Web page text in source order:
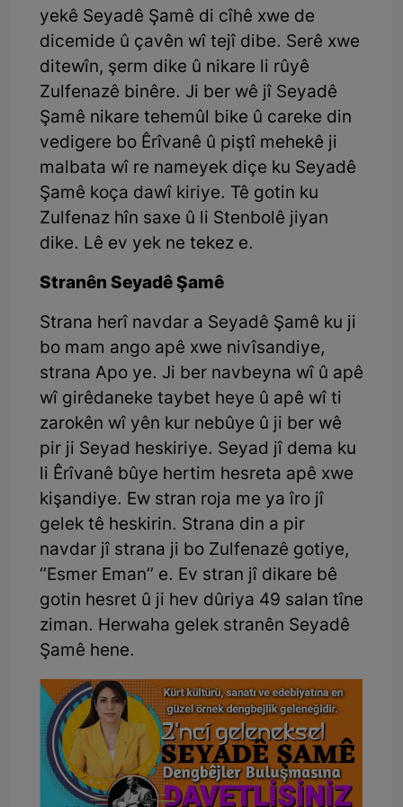
yekê Seyadê Şamê di cîhê xwe de
dicemide û çavên wî tejî dibe. Serê xwe
ditewîn, şerm dike û nikare li rûyê
Zulfenazê binêre. Ji ber wê jî Seyadê
Şamê nikare tehemûl bike û careke din
vedigere bo Êrîvanê û piştî mehekê ji
malbata wî re nameyek diçe ku Seyadê
Şamê koça dawî kiriye. Tê gotin ku
Zulfenaz hîn saxe û li Stenbolê jiyan
dike. Lê ev yek ne tekez e.
Stranên Seyadê Şamê
Strana herî navdar a Seyadê Şamê ku ji
bo mam ango apê xwe nivîsandiye,
strana Apo ye. Ji ber navbeyna wî û apê
wî girêdaneke taybet heye û apê wî ti
zarokên wî yên kur nebûye û ji ber wê
pir ji Seyad heskiriye. Seyad jî dema ku
li Êrîvanê bûye hertim hesreta apê xwe
kişandiye. Ew stran roja me ya îro jî
gelek tê heskirin. Strana din a pir
navdar jî strana ji bo Zulfenazê gotiye,
‘’Esmer Eman’’ e. Ev stran jî dikare bê
gotin hesret û ji hev dûriya 49 salan tîne
ziman. Herwaha gelek stranên Seyadê
Şamê hene.